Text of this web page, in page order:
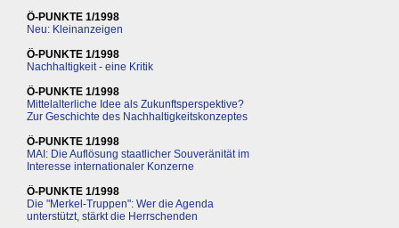
Ö-PUNKTE 1/1998
Neu: Kleinanzeigen
Ö-PUNKTE 1/1998
Nachhaltigkeit - eine Kritik
Ö-PUNKTE 1/1998
Mittelalterliche Idee als Zukunftsperspektive?
Zur Geschichte des Nachhaltigkeitskonzeptes
Ö-PUNKTE 1/1998
MAI: Die Auflösung staatlicher Souveränität im
Interesse internationaler Konzerne
Ö-PUNKTE 1/1998
Die "Merkel-Truppen": Wer die Agenda
unterstützt, stärkt die Herrschenden